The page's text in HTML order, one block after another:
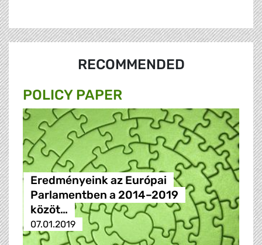
RECOMMENDED
POLICY PAPER
Eredményeink az Európai
Parlamentben a 2014–2019
közöt…
07.01.2019